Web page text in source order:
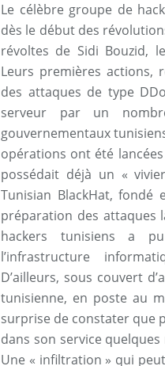
Le célèbre groupe de
dès le début des
révoltes de Sidi Bouzid,
Leurs premières actions,
des attaques de type
serveur par un
gouvernementaux
opérations ont été
possédait déjà un «
Tunisian BlackHat,
préparation des attaques
hackers tunisiens a
l’infrastructure
D’ailleurs, sous couvert
tunisienne, en poste au
surprise de constater que
dans son service
Une « infiltration » qui